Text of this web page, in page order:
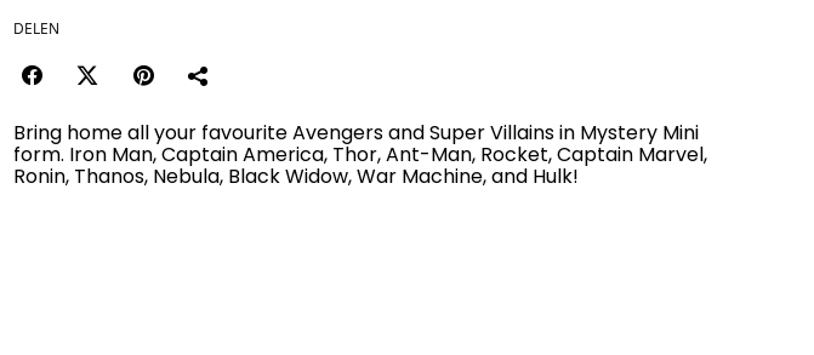
DELEN
Bring home all your favourite Avengers and Super Villains in Mystery Mini
form. Iron Man, Captain America, Thor, Ant-Man, Rocket, Captain Marvel,
Ronin, Thanos, Nebula, Black Widow, War Machine, and Hulk!